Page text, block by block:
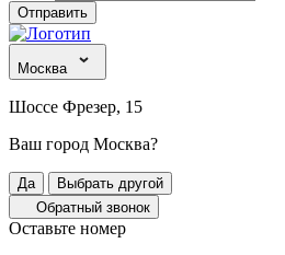
Отправить
Москва
Шоссе Фрезер, 15
Ваш город Москва?
Да
Выбрать другой
Обратный звонок
Оставьте номер